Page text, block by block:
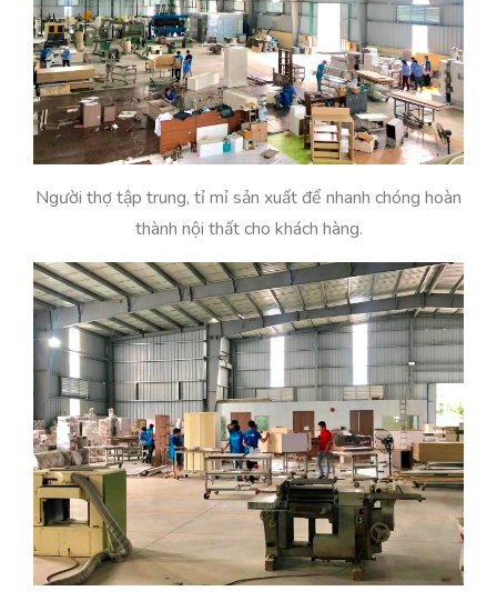
Người thợ tập trung, tỉ mỉ sản xuất để nhanh chóng hoàn
thành nội thất cho khách hàng.